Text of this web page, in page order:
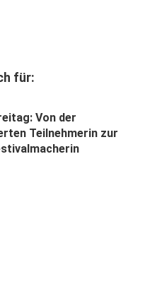
für:
Von der
Teilnehmerin zur